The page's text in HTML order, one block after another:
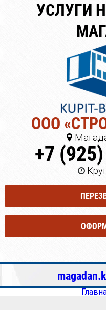
УСЛУГИ
ООО
+7